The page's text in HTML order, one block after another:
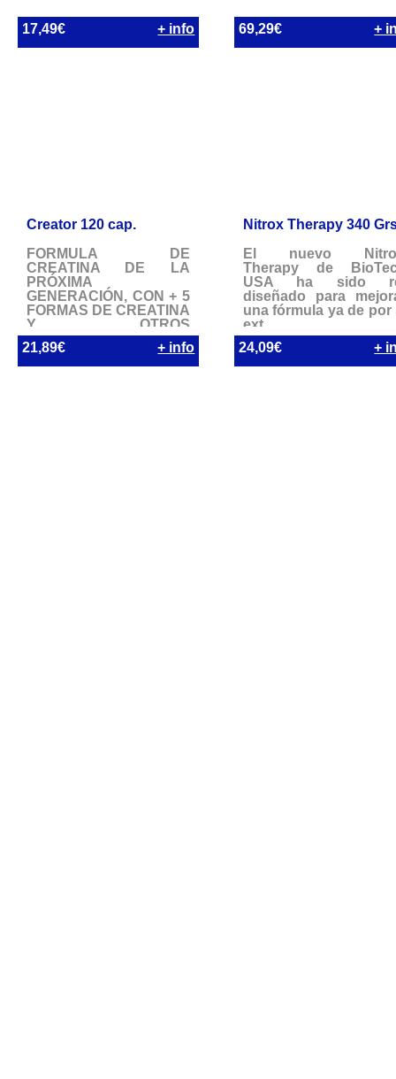
17,49€ + info 69,29€ +
Creator 120 cap.
FÓRMULA DE
CREATINA DE LA
PRÓXIMA
GENERACIÓN, CON + 5
FORMAS DE CREATINA
Y OTROS
INGREDIENTES
ESTIM...
21,89€ + info
Nitrox Therapy 340
El nuevo
Therapy de
USA ha sido
diseñado para
una fórmula ya de por
ext...
24,09€
+